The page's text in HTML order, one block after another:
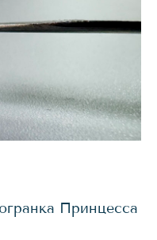
Принцесса